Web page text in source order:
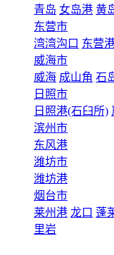
青岛 女岛港 黄
东营市
湾湾沟口 东营
威海市
威海 成山角 石
日照市
日照港(石臼所)
滨州市
东风港
潍坊市
潍坊港
烟台市
莱州港 龙口 蓬
里岩